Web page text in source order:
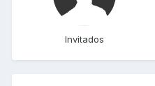
Invitados